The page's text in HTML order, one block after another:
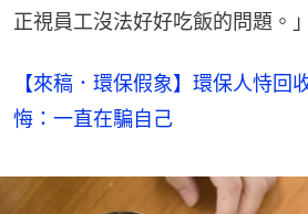
正視員工沒法好好吃飯的問題。」
【來稿．環保假象】環保人恃
悔：一直在騙自己